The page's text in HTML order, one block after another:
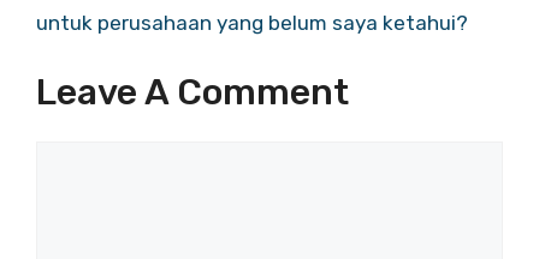
untuk perusahaan yang belum saya ketahui?
Leave A Comment